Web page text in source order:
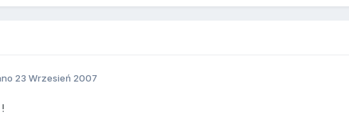
23 Wrzesień 2007